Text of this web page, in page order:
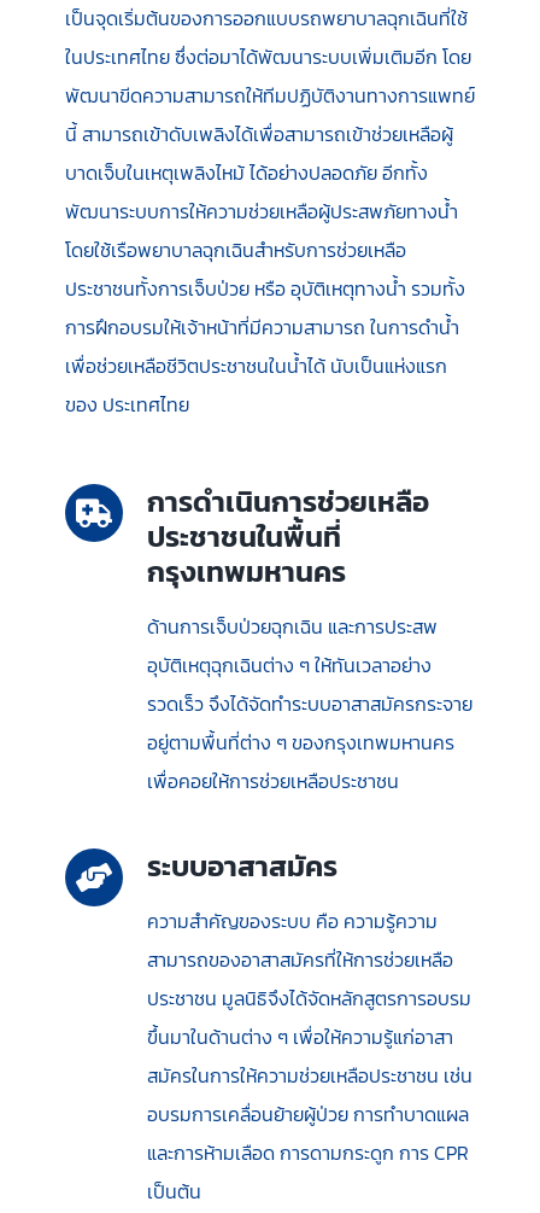
เป็นจุดเริ่มต้นของการออกแบบรถพยาบาลฉุกเฉินที่ใช้
ในประเทศไทย ซึ่งต่อมาได้พัฒนาระบบเพิ่มเติมอีก โดย
พัฒนาขีดความสามารถให้ทีมปฏิบัติงานทางการแพทย์
นี้ สามารถเข้าดับเพลิงได้เพื่อสามารถเข้าช่วยเหลือผู้
บาดเจ็บในเหตุเพลิงไหม้ ได้อย่างปลอดภัย อีกทั้ง
พัฒนาระบบการให้ความช่วยเหลือผู้ประสพภัยทางน้ำ
โดยใช้เรือพยาบาลฉุกเฉินสำหรับการช่วยเหลือ
ประชาชนทั้งการเจ็บป่วย หรือ อุบัติเหตุทางน้ำ รวมทั้ง
การฝึกอบรมให้เจ้าหน้าที่มีความสามารถ ในการดำน้ำ
เพื่อช่วยเหลือชีวิตประชาชนในน้ำได้ นับเป็นแห่งแรก
ของ ประเทศไทย
การดำเนินการช่วยเหลือ
ประชาชนในพื้นที่
กรุงเทพมหานคร
ด้านการเจ็บป่วยฉุกเฉิน และการประสพ
อุบัติเหตุฉุกเฉินต่าง ๆ ให้ทันเวลาอย่าง
รวดเร็ว จึงได้จัดทำระบบอาสาสมัครกระจาย
อยู่ตามพื้นที่ต่าง ๆ ของกรุงเทพมหานคร
เพื่อคอยให้การช่วยเหลือประชาชน
ระบบอาสาสมัคร
ความสำคัญของระบบ คือ ความรู้ความ
สามารถของอาสาสมัครที่ให้การช่วยเหลือ
ประชาชน มูลนิธิจึงได้จัดหลักสูตรการอบรม
ขึ้นมาในด้านต่าง ๆ เพื่อให้ความรู้แก่อาสา
สมัครในการให้ความช่วยเหลือประชาชน เช่น
อบรมการเคลื่อนย้ายผู้ป่วย การทำบาดแผล
และการห้ามเลือด การดามกระดูก การ CPR
เป็นต้น